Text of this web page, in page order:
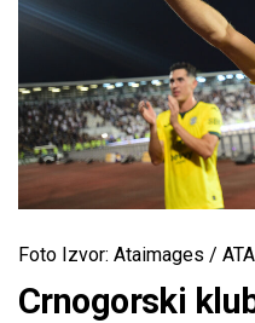
Foto Izvor: Ataimages /
Crnogorski